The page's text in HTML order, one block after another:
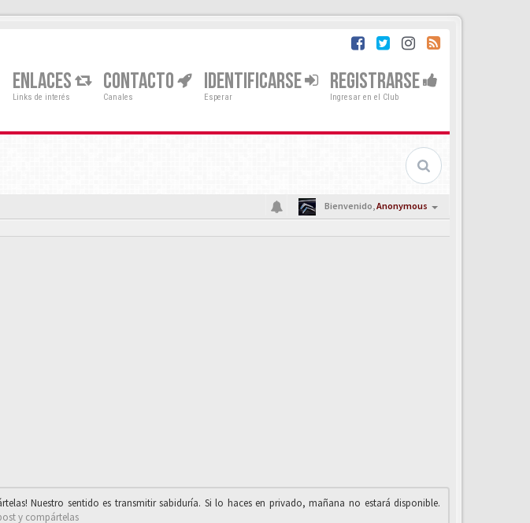
ENLACES
Links de interés
CONTACTO
Canales
IDENTIFICARSE
Esperar
REGISTRARSE
Ingresar en el Club
Bienvenido,Anonymous
Nuestro sentido es transmitir sabiduría. Si lo haces en privado, mañana no estará disponible.
y compártelas